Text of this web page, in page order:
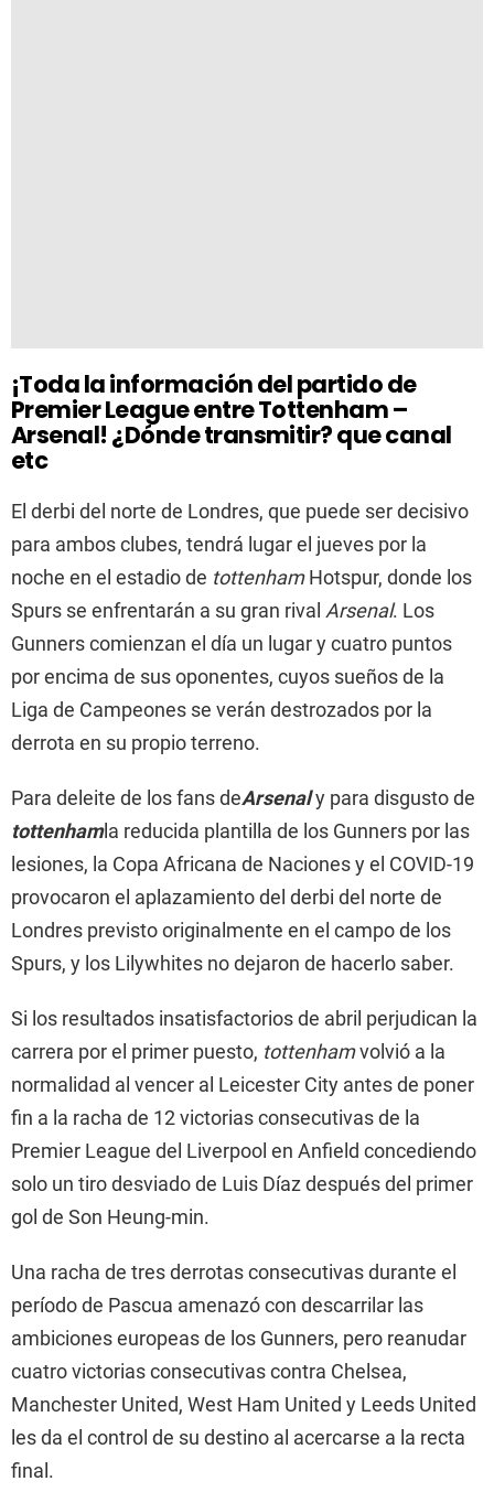
¡Toda la información del partido de
Premier League entre Tottenham –
Arsenal! ¿Dónde transmitir? que canal
etc
El derbi del norte de Londres, que puede ser decisivo
para ambos clubes, tendrá lugar el jueves por la
noche en el estadio de tottenhamHotspur, donde los
Spurs se enfrentarán a su gran rival Arsenal. Los
Gunners comienzan el día un lugar y cuatro puntos
por encima de sus oponentes, cuyos sueños de la
Liga de Campeones se verán destrozados por la
derrota en su propio terreno.
Para deleite de los fans deArsenaly para disgusto de
tottenhamla reducida plantilla de los Gunners por las
lesiones, la Copa Africana de Naciones y el COVID-19
provocaron el aplazamiento del derbi del norte de
Londres previsto originalmente en el campo de los
Spurs, y los Lilywhites no dejaron de hacerlo saber.
Si los resultados insatisfactorios de abril perjudican la
carrera por el primer puesto, tottenhamvolvió a la
normalidad al vencer al Leicester City antes de poner
fin a la racha de 12 victorias consecutivas de la
Premier League del Liverpool en Anfield concediendo
solo un tiro desviado de Luis Díaz después del primer
gol de Son Heung-min.
Una racha de tres derrotas consecutivas durante el
período de Pascua amenazó con descarrilar las
ambiciones europeas de los Gunners, pero reanudar
cuatro victorias consecutivas contra Chelsea,
Manchester United, West Ham United y Leeds United
les da el control de su destino al acercarse a la recta
final.